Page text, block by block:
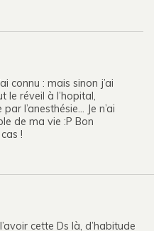
connu : mais sinon j’ai
le réveil à l’hopital,
l’anesthésie… Je n’ai
de ma vie :P Bon
!
cette Ds là, d’habitude